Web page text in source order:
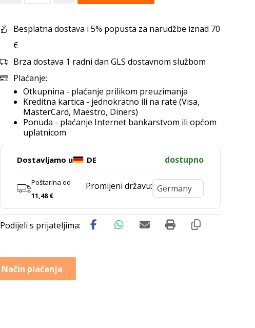
Besplatna dostava i 5% popusta za narudžbe iznad 70
€
Brza dostava 1 radni dan GLS dostavnom službom
Plaćanje:
Otkupnina - plaćanje prilikom preuzimanja
Kreditna kartica - jednokratno ili na rate (Visa,
MasterCard, Maestro, Diners)
Ponuda - plaćanje Internet bankarstvom ili općom
uplatnicom
Dostavljamo u DE dostupno
Poštarina od
11,48€
Promijeni državu:
Način plaćanja